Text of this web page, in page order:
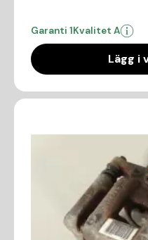
Garanti 1Kvalitet A
Lägg i